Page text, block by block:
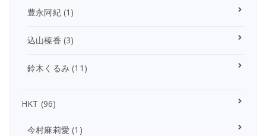
豊永阿紀(1)
込山榛香 (3)
鈴木くるみ (11)
HKT (96)
今村麻莉愛 (1)